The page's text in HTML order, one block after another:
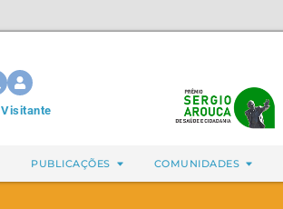
Visitante
PUBLICAÇÕES COMUNIDADES